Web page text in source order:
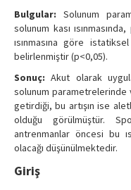
Bulgular: Solunum
solunum kası
ısınmasına göre
belirlenmiştir (p<0,05).
Sonuç: Akut olarak
solunum parametrelerinde
getirdiği, bu artışın ise
olduğu görülmüştür.
antrenmanlar öncesi bu
olacağı düşünülmektedir.
Giriş